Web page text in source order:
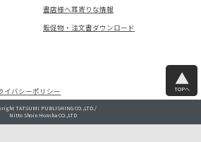
書店様へ耳寄りな情報
販促物・注文書ダウンロード
イバシーポリシー TOPへ
TATSUMI PUBLISHING CO.,LTD./
Nitto Shoin Honsha CO.,LTD